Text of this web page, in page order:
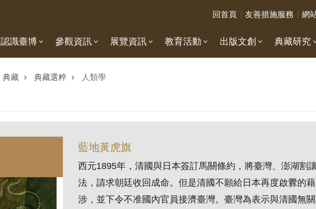
回首頁 友善措施服務 網
認識臺博 參觀資訊 展覽資訊 教育活動 出版文創 典藏研究
典藏 典藏選粹 人類學
藍地黃虎旗
西元1895年，清國與日本簽訂馬關條約，將臺灣、澎湖割
法，請求朝廷收回成命。但是清國不願給日本再度啟釁的
涉，並下令不准國內官員接濟臺灣。臺灣為表示與清國無